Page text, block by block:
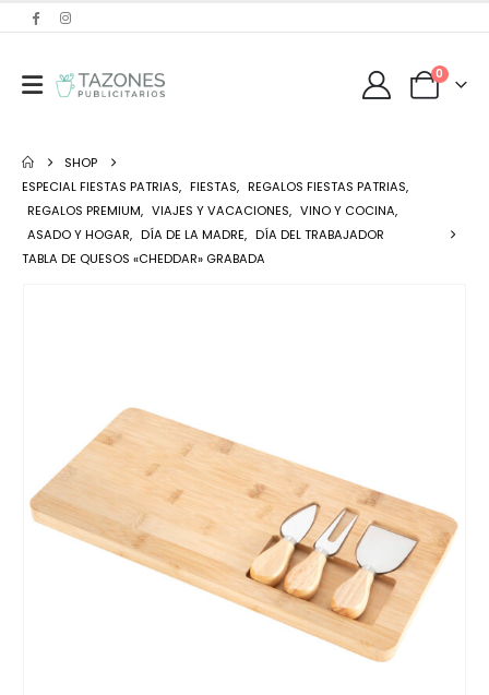
0
SHOP
ESPECIAL FIESTAS PATRIAS, FIESTAS, REGALOS FIESTAS PATRIAS,
REGALOS PREMIUM, VIAJES Y VACACIONES, VINO Y COCINA,
ASADO Y HOGAR, DÍA DE LA MADRE, DÍA DEL TRABAJADOR
TABLA DE QUESOS «CHEDDAR» GRABADA